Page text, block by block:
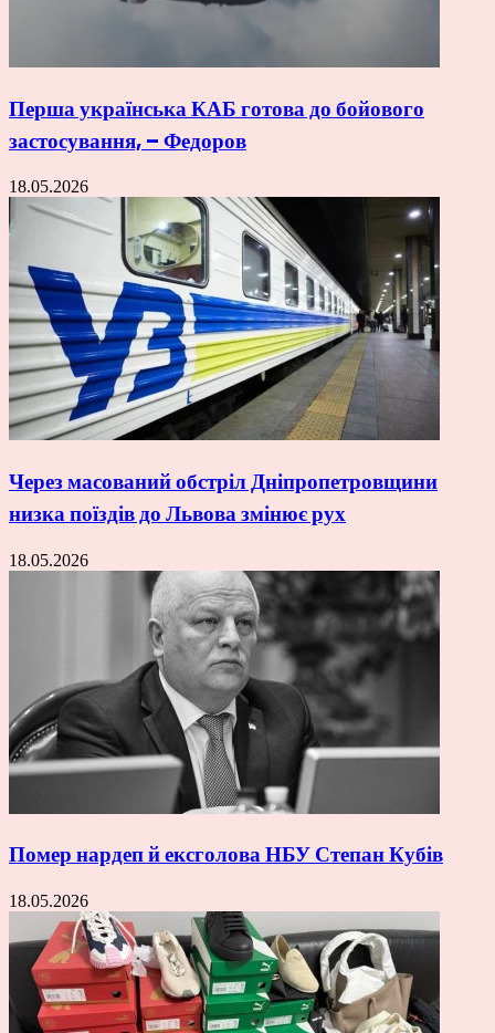
Перша українська КАБ готова до бойового
застосування, – Федоров
18.05.2026
Через масований обстріл Дніпропетровщини
низка поїздів до Львова змінює рух
18.05.2026
Помер нардеп й ексголова НБУ Степан Кубів
18.05.2026